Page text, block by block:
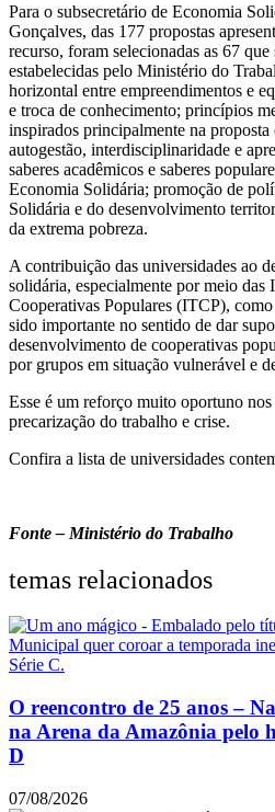
Para o subsecretário de Economia
Gonçalves, das 177 propostas
recurso, foram selecionadas as 67
estabelecidas pelo Ministério do
horizontal entre empreendimentos e
e troca de conhecimento; princípios
inspirados principalmente na proposta
autogestão, interdisciplinaridade e
saberes acadêmicos e saberes
Economia Solidária; promoção de
Solidária e do desenvolvimento
da extrema pobreza.
A contribuição das universidades ao
solidária, especialmente por meio das
Cooperativas Populares (ITCP),
sido importante no sentido de dar
desenvolvimento de cooperativas
por grupos em situação vulnerável e
Esse é um reforço muito oportuno
precarização do trabalho e crise.
Confira a lista de universidades
Fonte – Ministério do Trabalho
temas relacionados
O reencontro de 25 anos –
na Arena da Amazônia pelo
D
07/08/2026